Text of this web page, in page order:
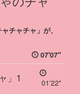
チャチャ」が、
07'07"
」1 01'22"